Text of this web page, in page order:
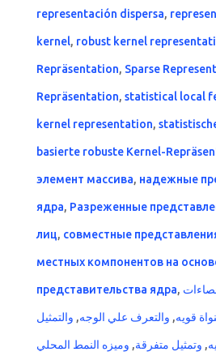
representación dispersa,
kernel, robust kernel
Repräsentation, Sparse
Repräsentation, statistical local
kernel representation,
basierte robuste Kernel-
элемент массива, надежные
ядра, Разреженные
лиц, совместные
местных компонентов на
представительства ядра,
قويه, والتعرف علي الوجه, والتمثيل
, وتمثيل متفرقة, وميزه النمط المحلي